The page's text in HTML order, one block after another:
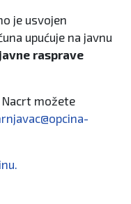
je usvojen
upućuje na javnu
rasprave
Nacrt možete